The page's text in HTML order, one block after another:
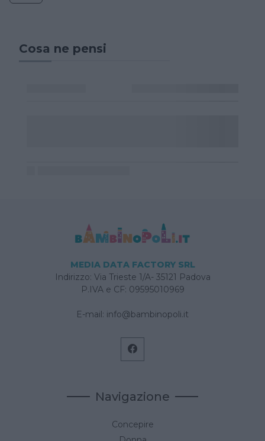
Cosa ne pensi
MEDIA DATA FACTORY SRL
Indirizzo: Via Trieste 1/A- 35121 Padova
P.IVA e CF: 09595010969
E-mail: info@bambinopoli.it
Navigazione
Concepire